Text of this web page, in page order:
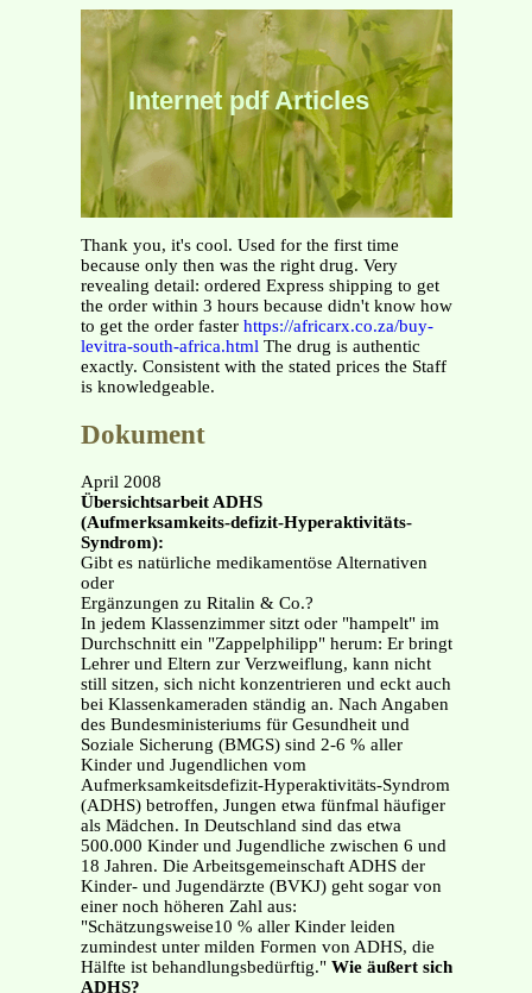
Internet pdf Articles
Thank you, it's cool. Used for the first time
because only then was the right drug. Very
revealing detail: ordered Express shipping to get
the order within 3 hours because didn't know how
to get the order faster https://africarx.co.za/buy-
levitra-south-africa.html The drug is authentic
exactly. Consistent with the stated prices the Staff
is knowledgeable.
Dokument
April 2008
Übersichtsarbeit ADHS
(Aufmerksamkeits-defizit-Hyperaktivitäts-
Syndrom):
Gibt es natürliche medikamentöse Alternativen
oder
Ergänzungen zu Ritalin & Co.?
In jedem Klassenzimmer sitzt oder "hampelt" im
Durchschnitt ein "Zappelphilipp" herum: Er bringt
Lehrer und Eltern zur Verzweiflung, kann nicht
still sitzen, sich nicht konzentrieren und eckt auch
bei Klassenkameraden ständig an. Nach Angaben
des Bundesministeriums für Gesundheit und
Soziale Sicherung (BMGS) sind 2-6 % aller
Kinder und Jugendlichen vom
Aufmerksamkeitsdefizit-Hyperaktivitäts-Syndrom
(ADHS) betroffen, Jungen etwa fünfmal häufiger
als Mädchen. In Deutschland sind das etwa
500.000 Kinder und Jugendliche zwischen 6 und
18 Jahren. Die Arbeitsgemeinschaft ADHS der
Kinder- und Jugendärzte (BVKJ) geht sogar von
einer noch höheren Zahl aus:
"Schätzungsweise10 % aller Kinder leiden
zumindest unter milden Formen von ADHS, die
Hälfte ist behandlungsbedürftig." Wie äußert sich
ADHS?